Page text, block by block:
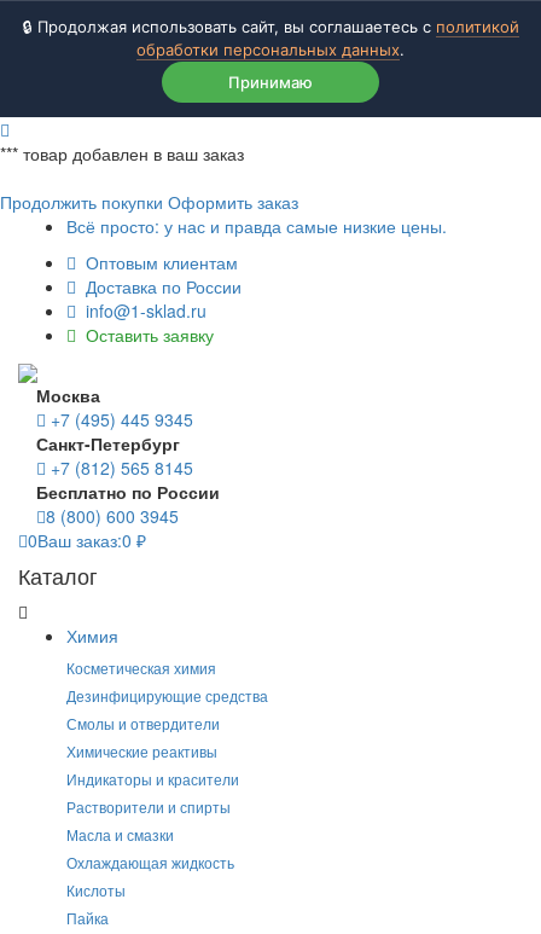
🔒 Продолжая использовать сайт, вы соглашаетесь с политикой
обработки персональных данных.
Принимаю
*** товар добавлен в ваш заказ
Продолжить покупки Оформить заказ
Всё просто: у нас и правда самые низкие цены.
Оптовым клиентам
Доставка по России
info@1-sklad.ru
Оставить заявку
Москва
+7 (495) 445 9345
Санкт-Петербург
+7 (812) 565 8145
Бесплатно по России
8 (800) 600 3945
0Ваш заказ:0 ₽
Каталог
Химия
Косметическая химия
Дезинфицирующие средства
Смолы и отвердители
Химические реактивы
Индикаторы и красители
Растворители и спирты
Масла и смазки
Охлаждающая жидкость
Кислоты
Пайка